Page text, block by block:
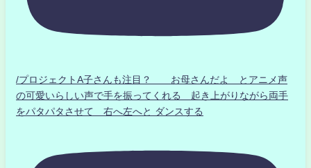
/プロジェクトA子さんも注目？ お母さんだよ とアニメ声
の可愛いらしい声で手を振ってくれる 起き上がりながら両手
をパタパタさせて 右へ左へと ダンスする